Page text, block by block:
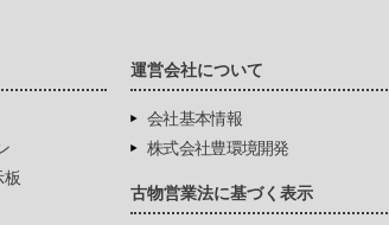
運営会社について
会社基本情報
株式会社豊環境開発
古物営業法に基づく表示